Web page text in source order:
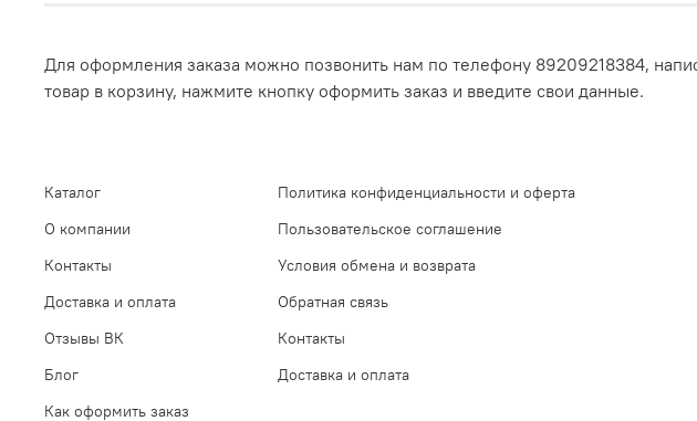
Для оформления заказа можно позвонить нам по телефону 89209218384,
товар в корзину, нажмите кнопку оформить заказ и введите свои данные.
Каталог
О компании
Контакты
Доставка и оплата
Отзывы ВК
Блог
Как оформить заказ
Политика конфиденциальности и оферта
Пользовательское соглашение
Условия обмена и возврата
Обратная связь
Контакты
Доставка и оплата